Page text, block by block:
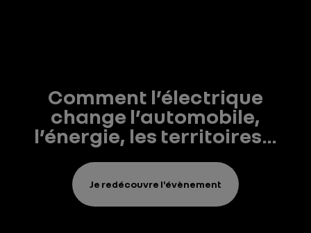
Comment l’électrique
change l’automobile,
l’énergie, les territoires…
Je redécouvre l'évènement